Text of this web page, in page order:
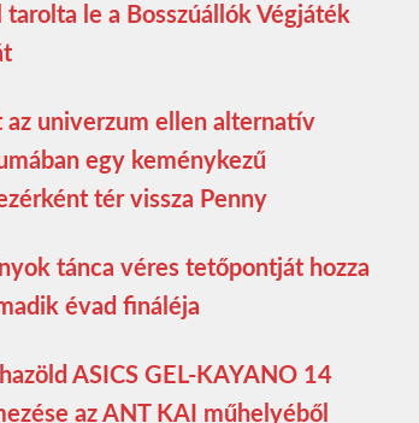
tarolta le a Bosszúállók Végjáték
az univerzum ellen alternatív
egy keménykezű
tér vissza Penny
tánca véres tetőpontját hozza
évad fináléja
ASICS GEL-KAYANO 14
az ANT KAI műhelyéből